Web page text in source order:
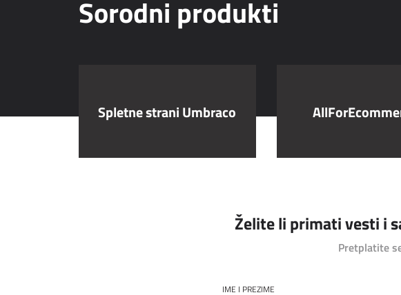
Sorodni produkti
Spletne strani Umbraco
Želite li primati vesti i
Pretplatite
IME I PREZIME